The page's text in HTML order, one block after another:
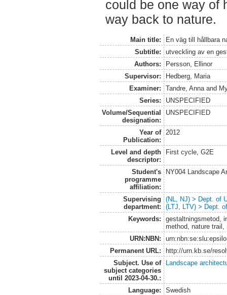
could be one way of
way back to nature.
Main title:
En väg till hållbara
Subtitle:
utveckling av en
Authors:
Persson, Ellinor
Supervisor:
Hedberg, Maria
Examiner:
Tandre, Anna and
Series:
UNSPECIFIED
Volume/Sequential
designation:
UNSPECIFIED
Year of
Publication:
2012
Level and depth
descriptor:
First cycle, G2E
Student's
programme
affiliation:
NY004 Landscape
Supervising
department:
(NL, NJ) > Dept. of
(LTJ, LTV) > Dept.
Keywords:
gestaltningsmetod,
method, nature
URN:NBN:
Permanent URL:
http://urn.kb.se/
Subject. Use of
subject categories
until 2023-04-30.:
Landscape
Language:
Swedish